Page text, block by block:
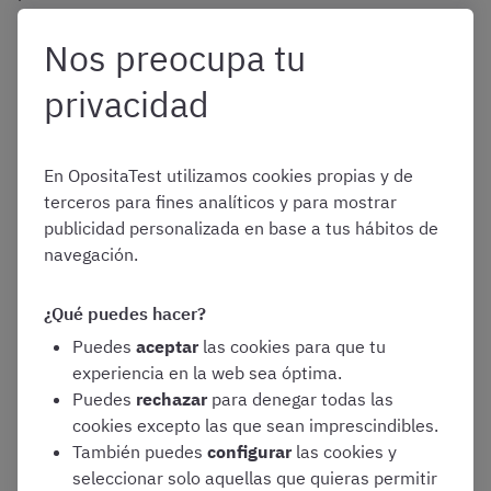
estos trámites.
¿Cómo saber cuándo
será el examen de
Auxiliar Administrativo
de la Junta de
Andalucía?
Como decíamos, dependiendo del examen, podéis
informaros a través del BOJA y en la página web de
Nos preocupa tu
privacidad
En OpositaTest utilizamos cookies propias y de
terceros para fines analíticos y para mostrar
publicidad personalizada en base a tus hábitos de
navegación.
¿Qué puedes hacer?
Puedes aceptar las cookies para que tu
experiencia en la web sea óptima.
Puedes rechazar para denegar todas las
cookies excepto las que sean imprescindibles.
También puedes configurar las cookies y
seleccionar solo aquellas que quieras permitir